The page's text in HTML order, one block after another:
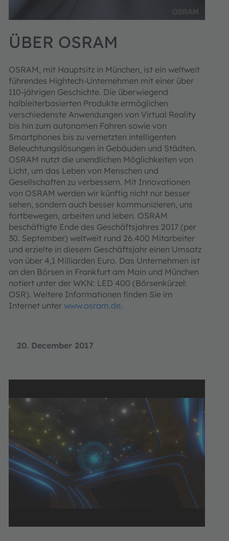
20. December 2017
ÜBER OSRAM
OSRAM, mit Hauptsitz in München, ist ein weltweit
führendes Hightech-Unternehmen mit einer über
110-jährigen Geschichte. Die überwiegend
halbleiterbasierten Produkte ermöglichen
verschiedenste Anwendungen von Virtual Reality
bis hin zum autonomen Fahren sowie von
Smartphones bis zu vernetzten intelligenten
Beleuchtungslösungen in Gebäuden und Städten.
OSRAM nutzt die unendlichen Möglichkeiten von
Licht, um das Leben von Menschen und
Gesellschaften zu verbessern. Mit Innovationen
von OSRAM werden wir künftig nicht nur besser
sehen, sondern auch besser kommunizieren, uns
fortbewegen, arbeiten und leben. OSRAM
beschäftigte Ende des Geschäftsjahres 2017 (per
30. September) weltweit rund 26.400 Mitarbeiter
und erzielte in diesem Geschäftsjahr einen Umsatz
von über 4,1 Milliarden Euro. Das Unternehmen ist
an den Börsen in Frankfurt am Main und München
notiert unter der WKN: LED 400 (Börsenkürzel:
OSR). Weitere Informationen finden Sie im
Internet unter www.osram.de.